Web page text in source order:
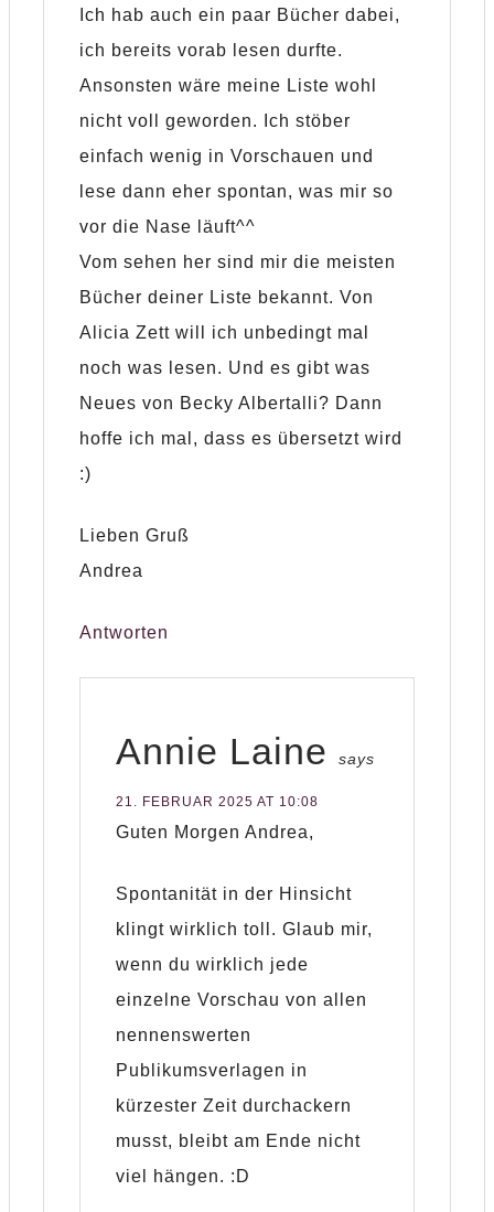
Ich hab auch ein paar Bücher dabei,
ich bereits vorab lesen durfte.
Ansonsten wäre meine Liste wohl
nicht voll geworden. Ich stöber
einfach wenig in Vorschauen und
lese dann eher spontan, was mir so
vor die Nase läuft^^
Vom sehen her sind mir die meisten
Bücher deiner Liste bekannt. Von
Alicia Zett will ich unbedingt mal
noch was lesen. Und es gibt was
Neues von Becky Albertalli? Dann
hoffe ich mal, dass es übersetzt wird
:)
Lieben Gruß
Andrea
Antworten
Annie Laine says
21. FEBRUAR 2025 AT 10:08
Guten Morgen Andrea,
Spontanität in der Hinsicht
klingt wirklich toll. Glaub mir,
wenn du wirklich jede
einzelne Vorschau von allen
nennenswerten
Publikumsverlagen in
kürzester Zeit durchackern
musst, bleibt am Ende nicht
viel hängen. :D